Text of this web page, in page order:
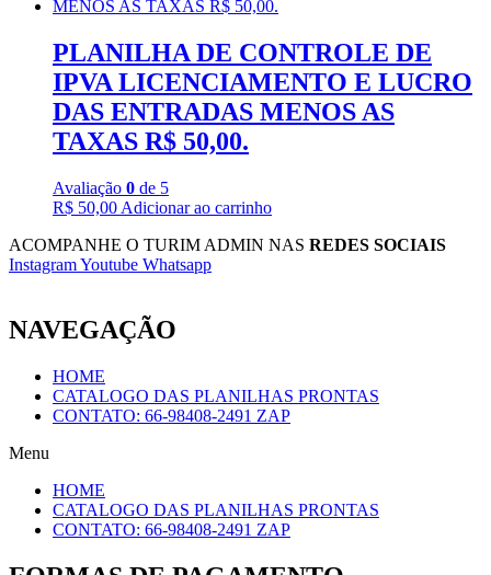
PLANILHA DE CONTROLE DE
IPVA LICENCIAMENTO E LUCRO
DAS ENTRADAS MENOS AS
TAXAS R$ 50,00.
Avaliação 0 de 5
R$ 50,00 Adicionar ao carrinho
ACOMPANHE O TURIM ADMIN NAS REDES SOCIAIS
InstagramYoutube Whatsapp
NAVEGAÇÃO
HOME
CATALOGO DAS PLANILHAS PRONTAS
CONTATO: 66-98408-2491 ZAP
Menu
HOME
CATALOGO DAS PLANILHAS PRONTAS
CONTATO: 66-98408-2491 ZAP